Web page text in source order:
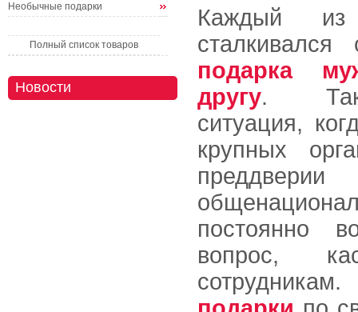
Необычные подарки
Полный список товаров
Новости
Каждый из
подарка
другу.
ситуация,
крупных
постоянно
вопрос,